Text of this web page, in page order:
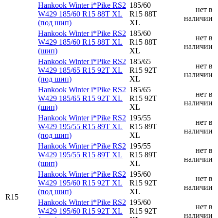
R15
Hankook Winter i*Pike RS2
W429 185/60 R15 88T XL
(под шип)
185/60
R15 88T
XL
нет в
наличии
Hankook Winter i*Pike RS2
W429 185/60 R15 88T XL
(шип)
185/60
R15 88T
XL
нет в
наличии
Hankook Winter i*Pike RS2
W429 185/65 R15 92T XL
(под шип)
185/65
R15 92T
XL
нет в
наличии
Hankook Winter i*Pike RS2
W429 185/65 R15 92T XL
(шип)
185/65
R15 92T
XL
нет в
наличии
Hankook Winter i*Pike RS2
W429 195/55 R15 89T XL
(под шип)
195/55
R15 89T
XL
нет в
наличии
Hankook Winter i*Pike RS2
W429 195/55 R15 89T XL
(шип)
195/55
R15 89T
XL
нет в
наличии
Hankook Winter i*Pike RS2
W429 195/60 R15 92T XL
(под шип)
195/60
R15 92T
XL
нет в
наличии
Hankook Winter i*Pike RS2
W429 195/60 R15 92T XL
195/60
R15 92T
нет в
наличии